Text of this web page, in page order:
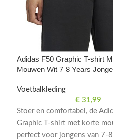
Adidas F50 Graphic T-shirt
Mouwen Wit 7-8 Years
Voetbalkleding
€31,99
Stoer en comfortabel, de
Graphic T-shirt met korte
perfect voor jongens van 7-8